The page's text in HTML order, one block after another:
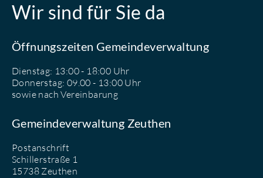
Wir sind für Sie da
Öffnungszeiten Gemeindeverwaltung
Dienstag: 13:00 - 18:00 Uhr
Donnerstag: 09.00 - 13:00 Uhr
sowie nach Vereinbarung
Gemeindeverwaltung Zeuthen
Postanschrift
Schillerstraße 1
15738 Zeuthen